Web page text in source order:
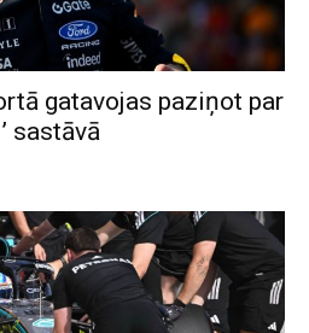
gatavojas paziņot par
sastāvā